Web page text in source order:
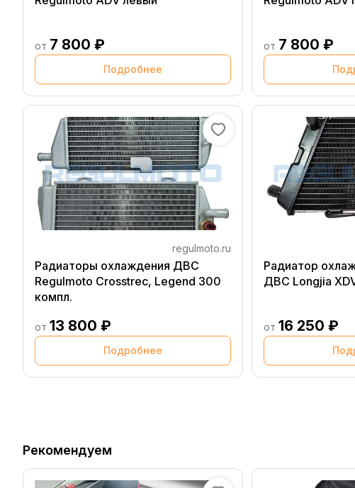
от 7 800 ₽
Подробнее
от 7 800 ₽
regulmoto.ru
Радиаторы охлаждения ДВС
Regulmoto Crosstrec, Legend 300
компл.
от 13 800 ₽
Подробнее
Радиатор
ДВС Longjia
от 16 250 ₽
Рекомендуем